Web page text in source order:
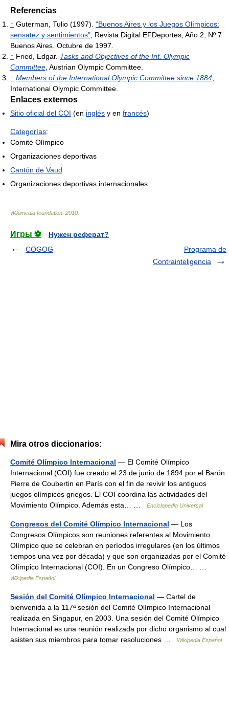
Referencias
↑ Guterman, Tulio (1997). "Buenos Aires y los Juegos Olímpicos:
sensatez y sentimientos" , Revista Digital EFDeportes, Año 2, Nº 7.
Buenos Aires. Octubre de 1997.
↑ Fried, Edgar. Tasks and Objectives of the Int. Olympic
Committee , Austrian Olympic Committee.
↑ Members of the International Olympic Committee since 1884
International Olympic Committee.
Enlaces externos
Sitio oficial del COI (en inglés y en francés)
Categorías:
Comité Olímpico
Organizaciones deportivas
Cantón de Vaud
Organizaciones deportivas internacionales
Wikimedia foundation 2010
Игры ⚽
Нужен реферат?
COGOG
Programa de
Contrainteligencia
Mira otros diccionarios:
Comité Olímpico Internacional — El Comité Olímpico
Internacional (COI) fue creado el 23 de junio de 1894 por el Barón
Pierre de Coubertin en París con el fin de revivir los antiguos
juegos olímpicos griegos. El COI coordina las actividades del
Movimiento Olímpico. Además esta… …
Enciclopedia Universal
Congresos del Comité Olímpico Internacional — Los
Congresos Olímpicos son reuniones referentes al Movimiento
Olímpico que se celebran en períodos irregulares (en los últimos
tiempos una vez por década) y que son organizadas por el Comité
Olímpico Internacional (COI). En un Congreso Olímpico… …
Wikipedia Español
Sesión del Comité Olímpico Internacional — Cartel de
bienvenida a la 117ª sesión del Comité Olímpico Internacional
realizada en Singapur, en 2003. Una sesión del Comité Olímpico
Internacional es una reunión realizada por dicho organismo al cual
asisten sus miembros para tomar resoluciones …
Wikipedia Español